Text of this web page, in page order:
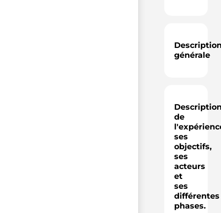
générale
de
ses
objectifs,
ses
acteurs
et
ses
différentes
phases.